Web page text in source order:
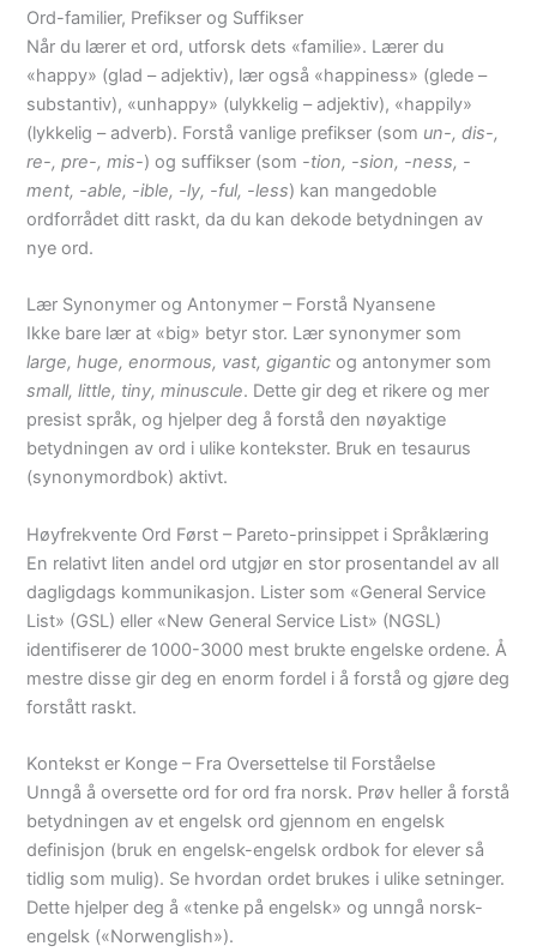
Ord-familier, Prefikser og Suffikser
Når du lærer et ord, utforsk dets «familie». Lærer du
«happy» (glad – adjektiv), lær også «happiness» (glede –
substantiv), «unhappy» (ulykkelig – adjektiv), «happily»
(lykkelig – adverb). Forstå vanlige prefikser (som un-, dis-,
re-, pre-, mis-) og suffikser (som -tion, -sion, -ness, -
ment, -able, -ible, -ly, -ful, -less) kan mangedoble
ordforrådet ditt raskt, da du kan dekode betydningen av
nye ord.
Lær Synonymer og Antonymer – Forstå Nyansene
Ikke bare lær at «big» betyr stor. Lær synonymer som
large, huge, enormous, vast, gigantic og antonymer som
small, little, tiny, minuscule. Dette gir deg et rikere og mer
presist språk, og hjelper deg å forstå den nøyaktige
betydningen av ord i ulike kontekster. Bruk en tesaurus
(synonymordbok) aktivt.
Høyfrekvente Ord Først – Pareto-prinsippet i Språklæring
En relativt liten andel ord utgjør en stor prosentandel av all
dagligdags kommunikasjon. Lister som «General Service
List» (GSL) eller «New General Service List» (NGSL)
identifiserer de 1000-3000 mest brukte engelske ordene. Å
mestre disse gir deg en enorm fordel i å forstå og gjøre deg
forstått raskt.
Kontekst er Konge – Fra Oversettelse til Forståelse
Unngå å oversette ord for ord fra norsk. Prøv heller å forstå
betydningen av et engelsk ord gjennom en engelsk
definisjon (bruk en engelsk-engelsk ordbok for elever så
tidlig som mulig). Se hvordan ordet brukes i ulike setninger.
Dette hjelper deg å «tenke på engelsk» og unngå norsk-
engelsk («Norwenglish»).